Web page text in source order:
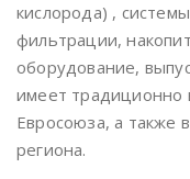
кислорода) ,
фильтрации,
оборудование,
имеет традиционно
Евросоюза, а также
региона.